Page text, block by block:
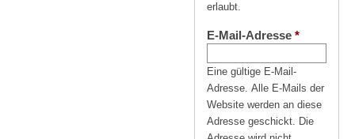
erlaubt.
E-Mail-Adresse *
Eine gültige E-Mail-
Adresse. Alle E-Mails der
Website werden an diese
Adresse geschickt. Die